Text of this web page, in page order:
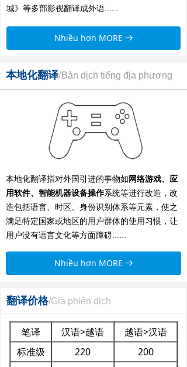
翻译价格/Giá phiên dịch
笔译 汉语>越语
越语>汉语
标准级
220
200
本地化翻译/Bản dịch tiếng địa phương
本地化翻译指对外国引进的事物如网络游戏、应
用软件、智能机器设备操作系统等进行改造，改
造包括语言、时区、身份识别体系等元素，使之
满足特定国家或地区的用户群体的使用习惯，让
用户没有语言文化等方面障碍......
Nhiều hơn MORE 뀠
城》等多部影视翻译成外语
Nhiều hơn MORE 뀠